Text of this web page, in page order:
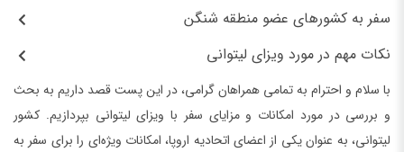
سفر به کشورهای عضو منطقه شنگن
نکات مهم در مورد ویزای لیتوانی
با سلام و احترام به تمامی همراهان گرامی، در این پست قصد داریم به بحث
و بررسی در مورد امکانات و مزایای سفر با ویزای لیتوانی بپردازیم. کشور
لیتوانی، به عنوان یکی از اعضای اتحادیه اروپا، امکانات ویژه‌ای را برای سفر به